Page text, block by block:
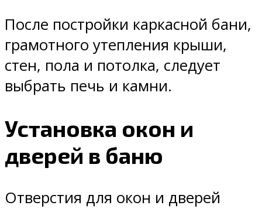
После постройки каркасной бани,
грамотного утепления крыши,
стен, пола и потолка, следует
выбрать печь и камни.
Установка окон и
дверей в баню
Отверстия для окон и дверей